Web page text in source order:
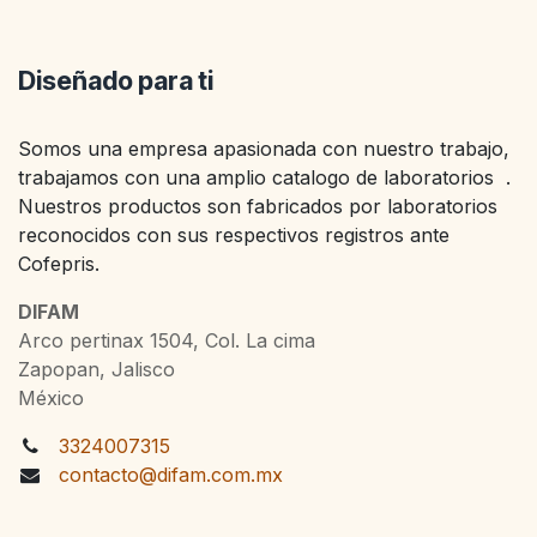
Diseñado para ti
Somos una empresa apasionada con nuestro trabajo,
trabajamos con una amplio catalogo de laboratorios .
Nuestros productos son fabricados por laboratorios
reconocidos con sus respectivos registros ante
Cofepris.
DIFAM
Arco pertinax 1504, Col. La cima
Zapopan, Jalisco
México
3324007315
contacto@difam.com.mx